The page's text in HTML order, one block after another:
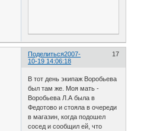
Поделиться 17
2007-
10-19 14:06:18
В тот день экипаж Воробьева
был там же. Моя мать -
Воробьева Л.А была в
Федотово и стояла в очереди
в магазин, когда подошел
сосед и сообщил ей, что